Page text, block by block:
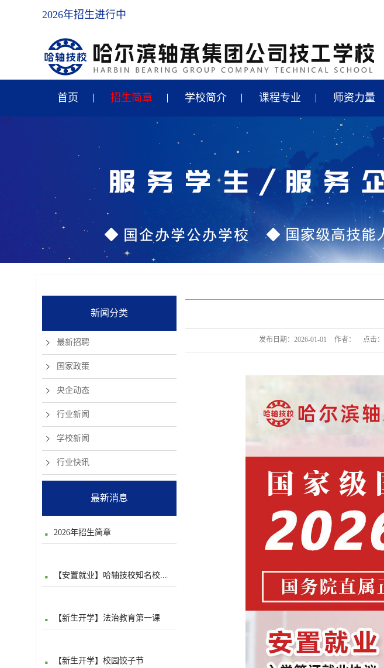
2026年招生进行中
首页 招生简章 学校简介 课程专业 师资力量
新闻分类
最新招聘
国家政策
央企动态
行业新闻
学校新闻
行业快讯
最新消息
2026年招生简章
【安置就业】哈轴技校知名校...
【新生开学】法治教育第一课
【新生开学】校园饺子节
发布日期： 2026-01-01 作者： 点击：